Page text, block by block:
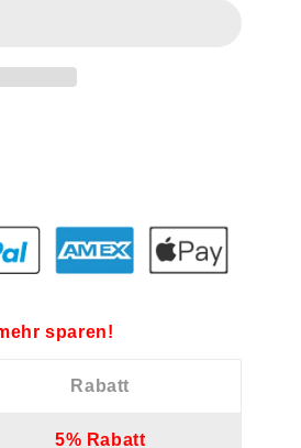
sparen!
Rabatt
5% Rabatt